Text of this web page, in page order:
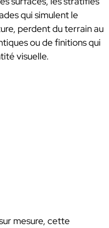
qui simulent le
perdent du terrain au
ou de finitions qui
visuelle.
mesure, cette